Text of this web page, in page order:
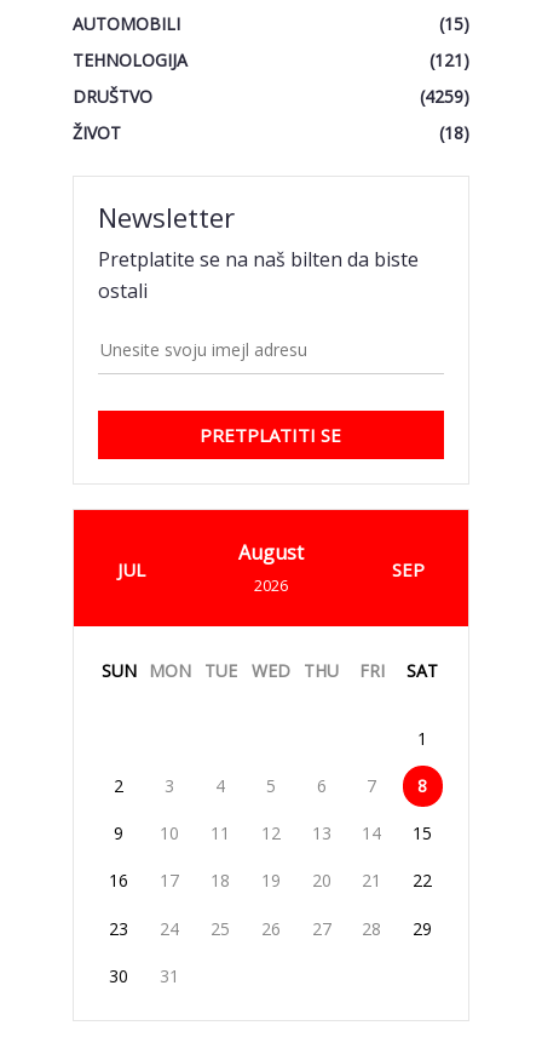
AUTOMOBILI
(15)
TEHNOLOGIJA
(121)
DRUŠTVO
(4259)
ŽIVOT
(18)
Newsletter
Pretplatite se na naš bilten da biste
ostali
PRETPLATITI SE
JUL
August
2026
SEP
SUN MON TUE WED THU FRI SAT
1
2 3 4 5 6 7 8
9 10 11 12 13 14 15
16 17 18 19 20 21 22
23 24 25 26 27 28 29
30 31